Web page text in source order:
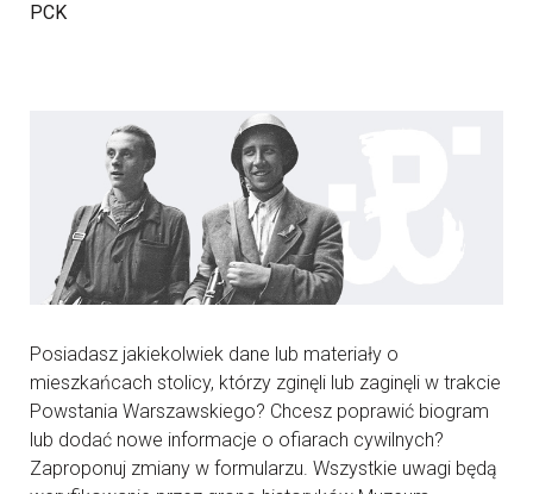
PCK
Posiadasz jakiekolwiek dane lub materiały o
mieszkańcach stolicy, którzy zginęli lub zaginęli w trakcie
Powstania Warszawskiego? Chcesz poprawić biogram
lub dodać nowe informacje o ofiarach cywilnych?
Zaproponuj zmiany w formularzu. Wszystkie uwagi będą